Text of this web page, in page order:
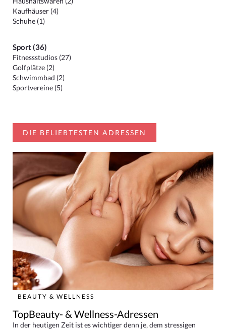
Kaufhäuser (4)
Schuhe (1)
Sport (36)
Fitnessstudios (27)
Golfplätze (2)
Schwimmbad (2)
Sportvereine (5)
DIE BELIEBTESTEN ADRESSEN
BEAUTY & WELLNESS
TopBeauty- & Wellness-Adressen
In der heutigen Zeit ist es wichtiger denn je, dem stressigen